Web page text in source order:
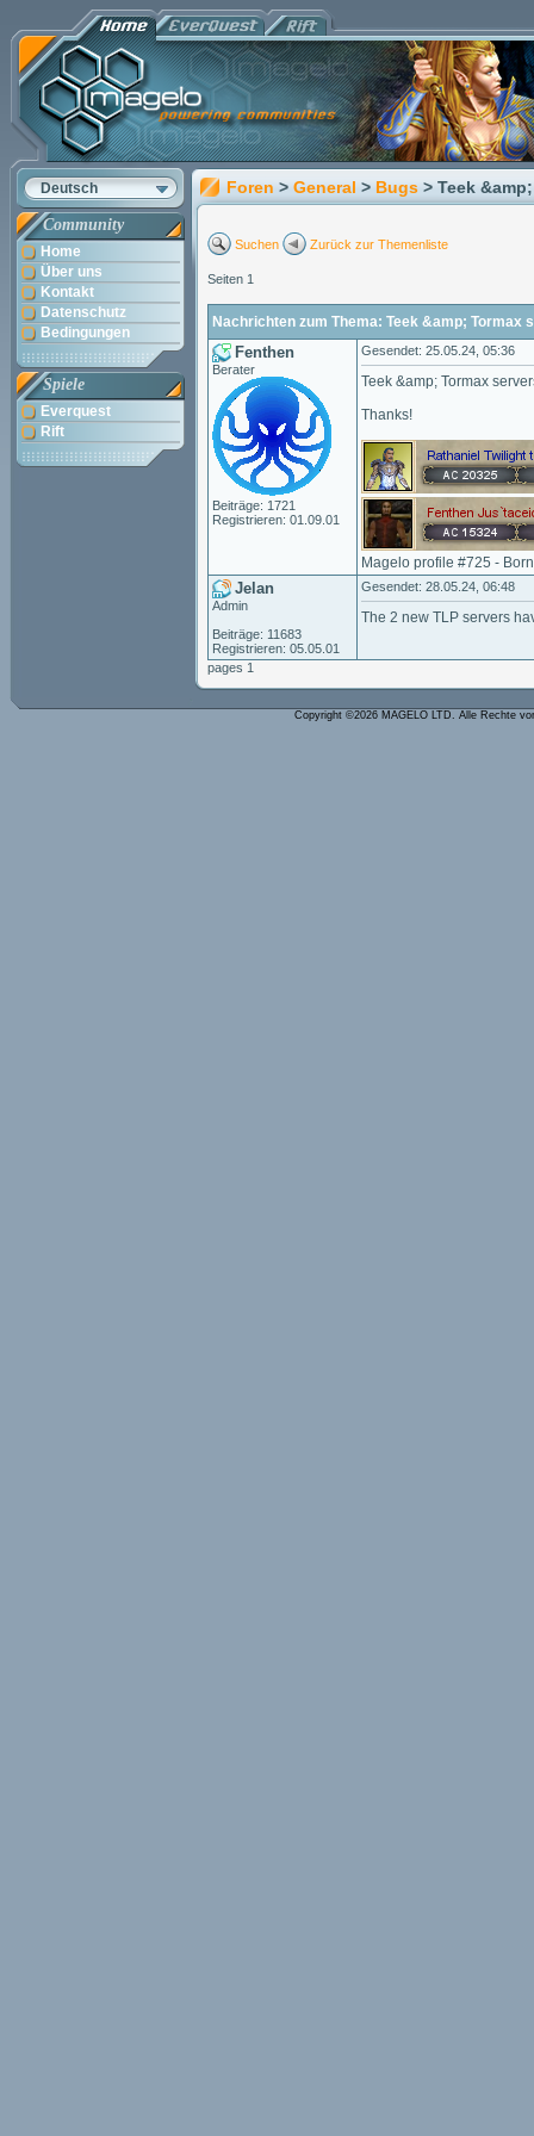
Deutsch
Community
Home
Über uns
Kontakt
Datenschutz
Bedingungen
Spiele
Everquest
Rift
Foren > General > Bugs > Teek
Suchen Zurück zur Themenliste
Seiten 1
Nachrichten zum Thema: Teek &amp; Tormax
Fenthen
Berater
Beiträge: 1721
Registrieren: 01.09.01
Gesendet: 25.05.24, 05:36
Teek &amp; Tormax
Thanks!
Magelo profile #725 -
Jelan
Admin
Beiträge: 11683
Registrieren: 05.05.01
Gesendet: 28.05.24, 06:48
The 2 new TLP servers
pages 1
Copyright ©2026 MAGELO LTD. Alle Rechte